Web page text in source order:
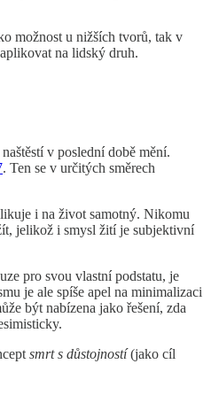
možnost u nižších tvorů, tak v
na lidský druh.
v poslední době mění.
. Ten se v určitých směrech
i na život samotný. Nikomu
jelikož i smysl žití je subjektivní
pro svou vlastní podstatu, je
je ale spíše apel na minimalizaci
být nabízena jako řešení, zda
smrt s důstojností(jako cíl